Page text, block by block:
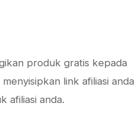
produk gratis kepada
link afiliasi anda
afiliasi anda.